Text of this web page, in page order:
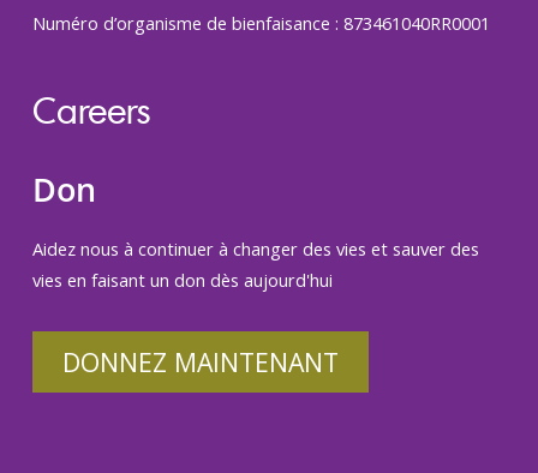
Numéro d’organisme de bienfaisance : 873461040RR0001
Careers
Don
Aidez nous à continuer à changer des vies et sauver des
vies en faisant un don dès aujourd'hui
DONNEZ MAINTENANT